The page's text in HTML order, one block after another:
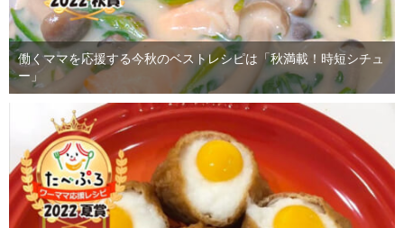
働くママを応援する今秋のベストレシピは「秋満載！時短シチュ
ー」